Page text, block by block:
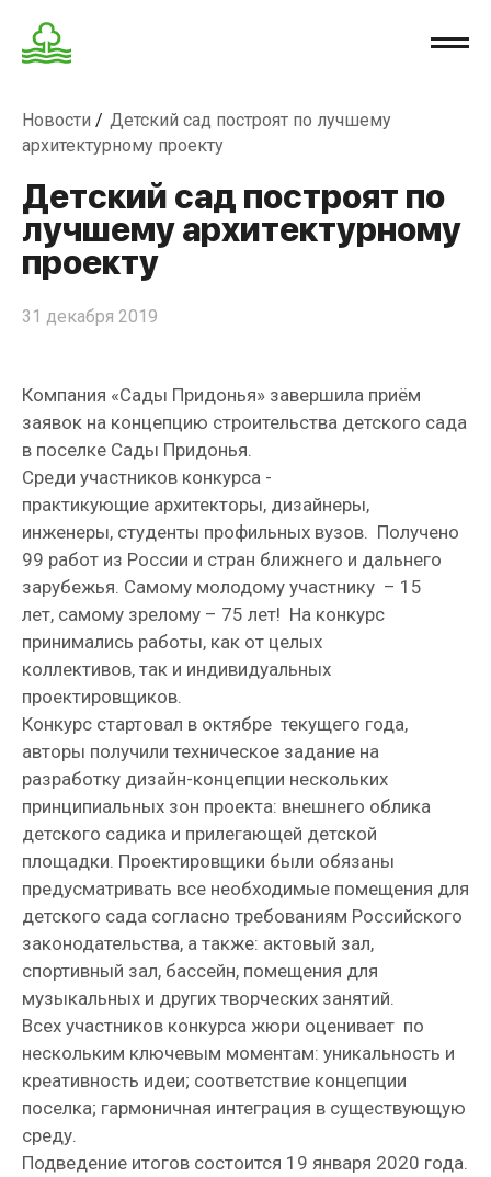
Новости
Детский сад построят по лучшему
архитектурному проекту
Детский сад построят по
лучшему архитектурному
проекту
31 декабря 2019
Компания «Сады Придонья» завершила приём
заявок на концепцию строительства детского сада
в поселке Сады Придонья.
Среди участников конкурса -
практикующие архитекторы, дизайнеры,
инженеры, студенты профильных вузов. Получено
99 работ из России и стран ближнего и дальнего
зарубежья. Самому молодому участнику – 15
лет, самому зрелому – 75 лет! На конкурс
принимались работы, как от целых
коллективов, так и индивидуальных
проектировщиков.
Конкурс стартовал в октябре текущего года,
авторы получили техническое задание на
разработку дизайн-концепции нескольких
принципиальных зон проекта: внешнего облика
детского садика и прилегающей детской
площадки. Проектировщики были обязаны
предусматривать все необходимые помещения для
детского сада согласно требованиям Российского
законодательства, а также: актовый зал,
спортивный зал, бассейн, помещения для
музыкальных и других творческих занятий.
Всех участников конкурса жюри оценивает по
нескольким ключевым моментам: уникальность и
креативность идеи; соответствие концепции
поселка; гармоничная интеграция в существующую
среду.
Подведение итогов состоится 19 января 2020 года.